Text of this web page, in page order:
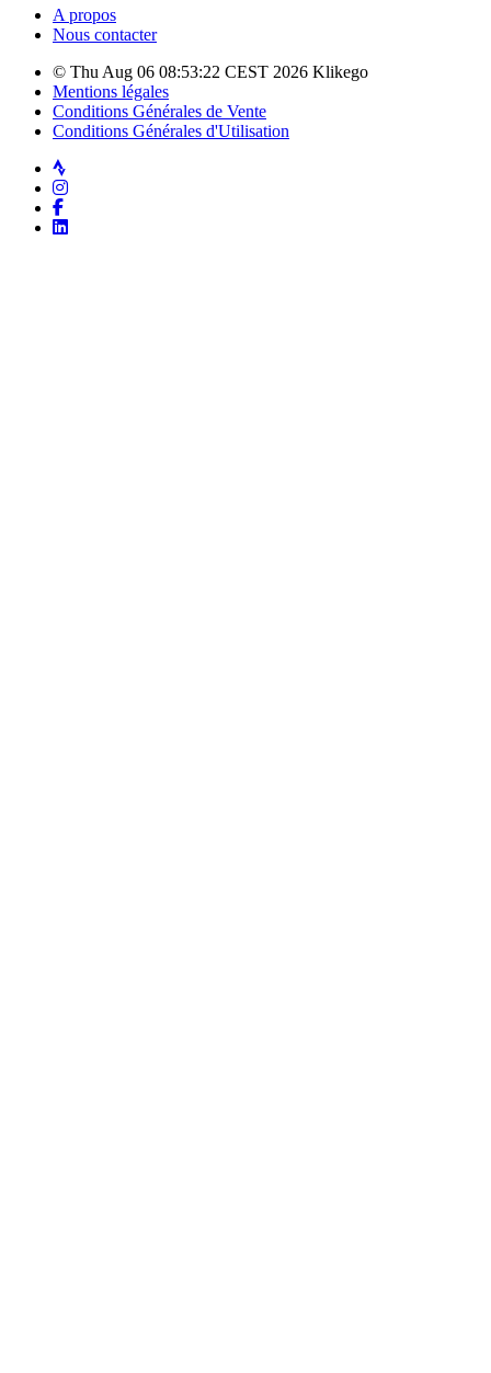
A propos
Nous contacter
© Thu Aug 06 08:53:22 CEST 2026 Klikego
Mentions légales
Conditions Générales de Vente
Conditions Générales d'Utilisation
Strava
Instagram
Facebook
LinkedIn